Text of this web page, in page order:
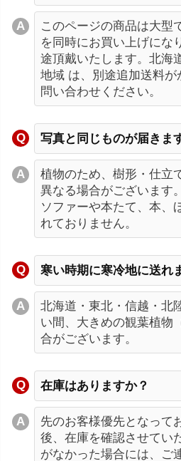
このページの商品は大型
を同時にお買い上げにな
途頂戴いたします。北海
地域 は、別途追加送料
問い合わせください。
写真と同じものが届きま
植物のため、樹形・仕立
異なる場合がございます
ソファーや本たて、本、
れておりません。
寒い時期に寒冷地に送れ
北海道・東北・信越・北
い間、大きめの観葉植物
合がございます。
在庫はありますか？
先のお客様優先となって
後、在庫を確認させてい
がなかった場合には、ご